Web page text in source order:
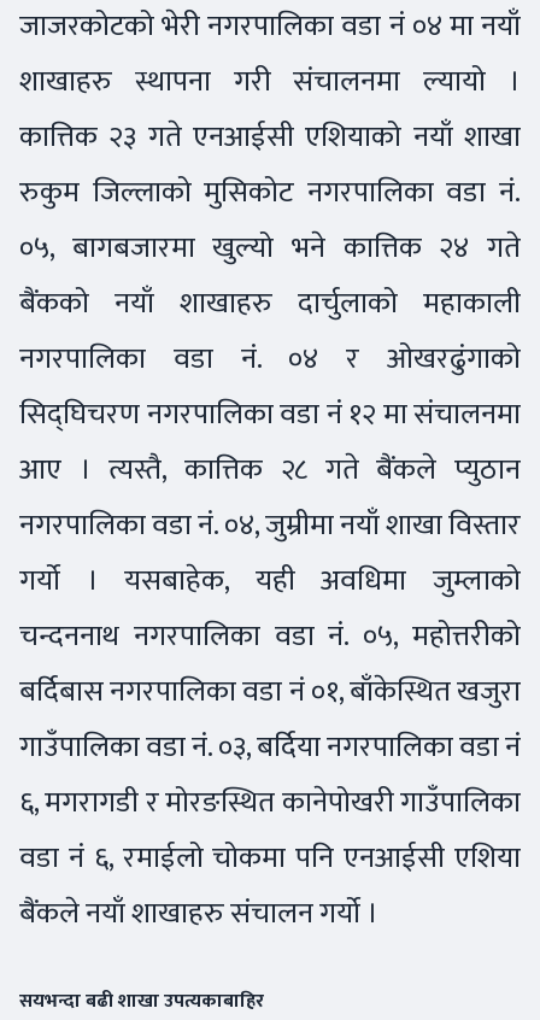
जाजरकोटको भेरी नगरपालिका वडा नं ०४ मा नयाँ
शाखाहरु स्थापना गरी संचालनमा ल्यायो ।
कात्तिक २३ गते एनआईसी एशियाको नयाँ शाखा
रुकुम जिल्लाको मुसिकोट नगरपालिका वडा नं.
०५, बागबजारमा खुल्यो भने कात्तिक २४ गते
बैंकको नयाँ शाखाहरु दार्चुलाको महाकाली
नगरपालिका वडा नं. ०४ र ओखरढुंगाको
सिद्घिचरण नगरपालिका वडा नं १२ मा संचालनमा
आए । त्यस्तै, कात्तिक २८ गते बैंकले प्युठान
नगरपालिका वडा नं. ०४, जुम्रीमा नयाँ शाखा विस्तार
गर्यो । यसबाहेक, यही अवधिमा जुम्लाको
चन्दननाथ नगरपालिका वडा नं. ०५, महोत्तरीको
बर्दिबास नगरपालिका वडा नं ०१, बाँकेस्थित खजुरा
गाउँपालिका वडा नं. ०३, बर्दिया नगरपालिका वडा नं
६, मगरागडी र मोरङस्थित कानेपोखरी गाउँपालिका
वडा नं ६, रमाईलो चोकमा पनि एनआईसी एशिया
बैंकले नयाँ शाखाहरु संचालन गर्यो ।
सयभन्दा बढी शाखा उपत्यकाबाहिर